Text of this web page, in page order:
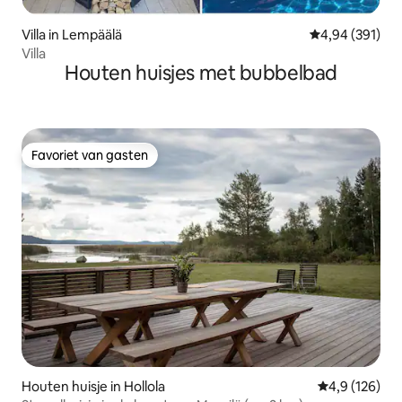
Villa in Lempäälä Gemiddelde
4,94 (391)
Villa
Houten huisjes met bubbelbad
Favoriet van gasten
Favoriet van gasten
Houten huisje in Hollola Gemiddelde
4,9 (126)